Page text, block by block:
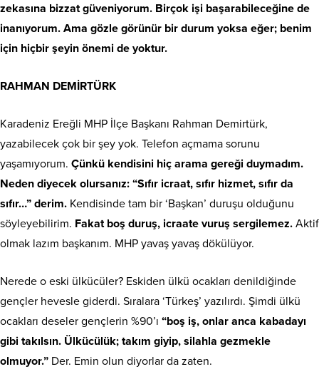
zekasına bizzat güveniyorum. Birçok işi başarabileceğine de
inanıyorum. Ama gözle görünür bir durum yoksa eğer; benim
için hiçbir şeyin önemi de yoktur.
RAHMAN DEMİRTÜRK
Karadeniz Ereğli MHP İlçe Başkanı Rahman Demirtürk,
yazabilecek çok bir şey yok. Telefon açmama sorunu
yaşamıyorum. Çünkü kendisini hiç arama gereği duymadım.
Neden diyecek olursanız: “Sıfır icraat, sıfır hizmet, sıfır da
sıfır…” derim. Kendisinde tam bir ‘Başkan’ duruşu olduğunu
söyleyebilirim. Fakat boş duruş, icraate vuruş sergilemez. Aktif
olmak lazım başkanım. MHP yavaş yavaş dökülüyor.
Nerede o eski ülkücüler? Eskiden ülkü ocakları denildiğinde
gençler hevesle giderdi. Sıralara ‘Türkeş’ yazılırdı. Şimdi ülkü
ocakları deseler gençlerin %90’ı “boş iş, onlar anca kabadayı
gibi takılsın. Ülkücülük; takım giyip, silahla gezmekle
olmuyor.” Der. Emin olun diyorlar da zaten.